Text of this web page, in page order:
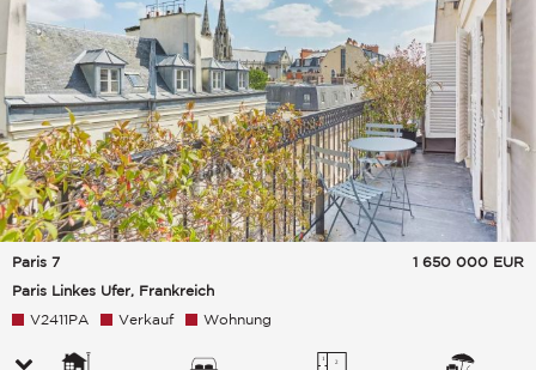
Paris 7
Paris Linkes Ufer, Frankreich
1 650 000 EUR
V2411PA Verkauf Wohnung